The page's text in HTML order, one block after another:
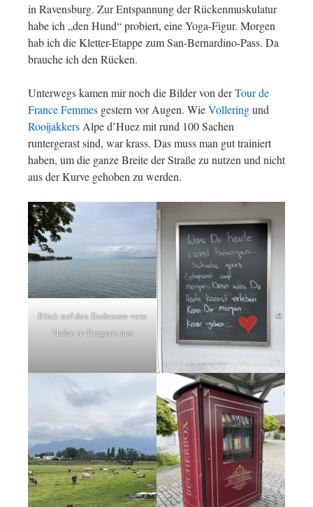
in Ravensburg. Zur Entspannung der Rückenmuskulatur
habe ich „den Hund“ probiert, eine Yoga-Figur. Morgen
hab ich die Kletter-Etappe zum San-Bernardino-Pass. Da
brauche ich den Rücken.
Unterwegs kamen mir noch die Bilder von derTour de
France Femmes gestern vor Augen. WieVolleringund
Rooijakkers Alpe d’Huez mit rund 100 Sachen
runtergerast sind, war krass. Das muss man gut trainiert
haben, um die ganze Breite der Straße zu nutzen und nicht
aus der Kurve gehoben zu werden.
Blick auf den Bodensee vom
Hafen in Bregenz aus